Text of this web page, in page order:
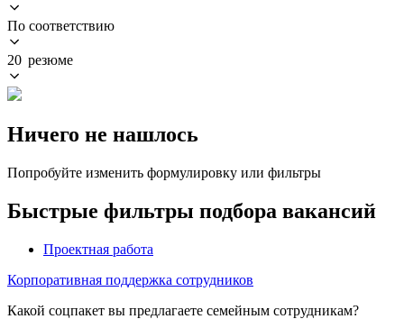
По соответствию
20 резюме
Ничего не нашлось
Попробуйте изменить формулировку или фильтры
Быстрые фильтры подбора вакансий
Проектная работа
Корпоративная поддержка сотрудников
Какой соцпакет вы предлагаете семейным сотрудникам?